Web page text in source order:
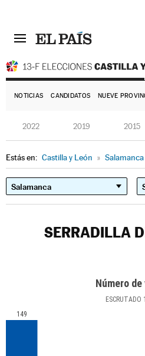
NOTICIAS CANDIDATOS NUEVE
2022 2019 2015
Estás en: Castilla y León » Salamanca
SERRADILLA
Número
ESCRUTADO
149